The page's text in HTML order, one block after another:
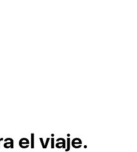
el viaje.